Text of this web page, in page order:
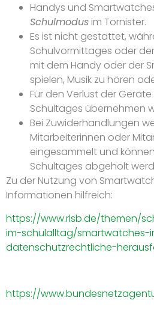
Handys und
Schulmodus im Tornister.
Es ist nicht gestattet,
Schulvormittages oder
mit dem Handy oder der
spielen, Musik zu hören
Für den Verlust der
Schultages übernehmen
Bei Zuwiderhandlungen
Mitarbeiterinnen oder
eingesammelt und
Schultages abgeholt
Zu der Nutzung von
Informationen hilfreich:
https://www.rlsb.de/themen/
im-schulalltag/smartwatches-
datenschutzrechtliche-
https://